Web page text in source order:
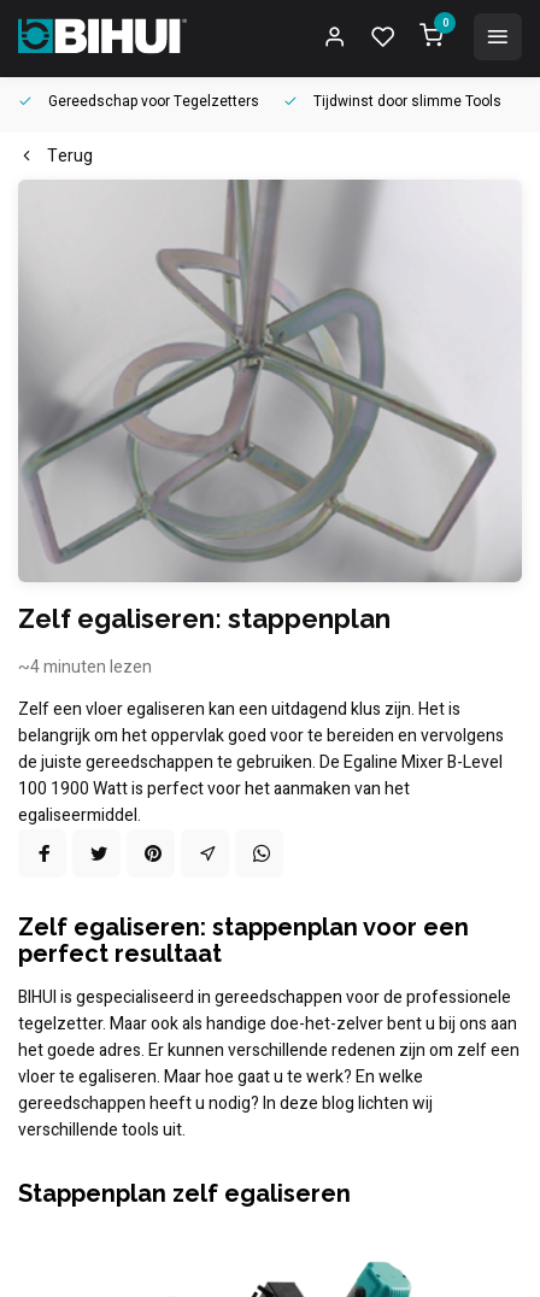
0
Gereedschap voorTegelzetters Tijdwinst door slimme Tools
Terug
Zelf egaliseren: stappenplan
~4minuten lezen
Zelf een vloer egaliseren kan een uitdagend klus zijn. Het is
belangrijk om het oppervlak goed voor te bereiden en vervolgens
de juiste gereedschappen te gebruiken. De Egaline Mixer B-Level
100 1900 Watt is perfect voor het aanmaken van het
egaliseermiddel.
Zelf egaliseren: stappenplan voor een
perfect resultaat
BIHUI is gespecialiseerd in gereedschappen voor de professionele
tegelzetter. Maar ook als handige doe-het-zelver bent u bij ons aan
het goede adres. Er kunnen verschillende redenen zijn om zelf een
vloer te egaliseren. Maar hoe gaat u te werk? En welke
gereedschappen heeft u nodig? In deze blog lichten wij
verschillende tools uit.
Stappenplan zelf egaliseren